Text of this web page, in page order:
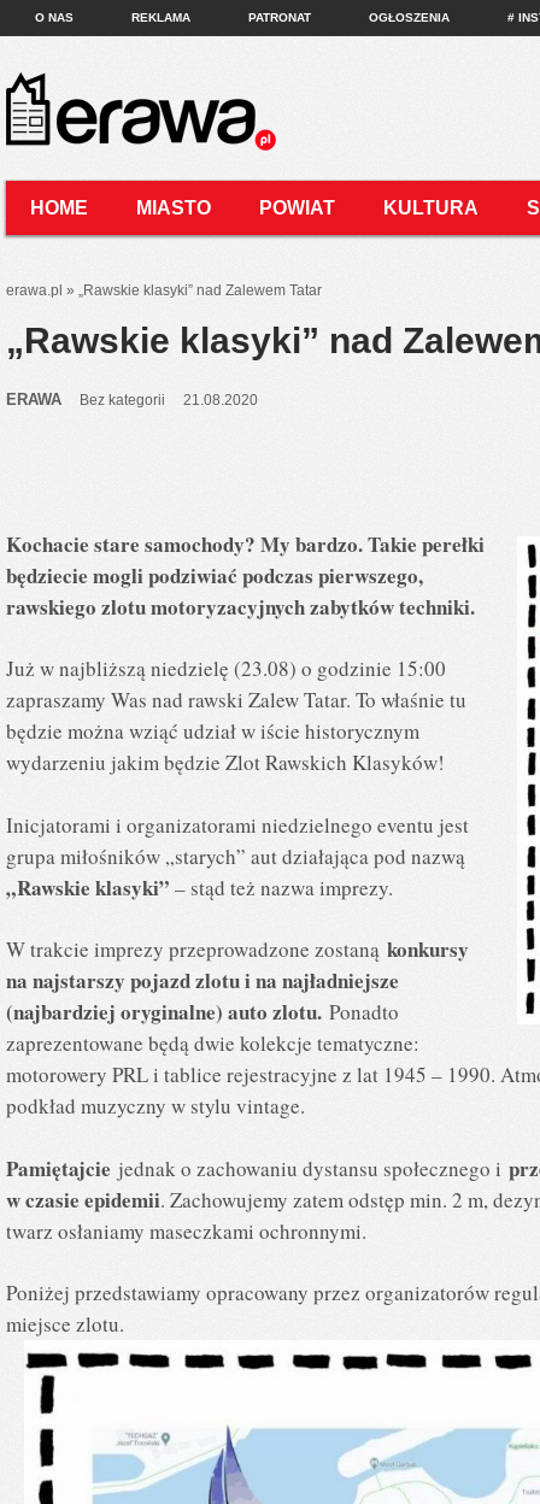
O NAS REKLAMA PATRONAT OGŁOSZENIA #
HOME MIASTO POWIAT KULTURA
erawa.pl » „Rawskie klasyki” nad Zalewem Tatar
„Rawskie klasyki” nad
ERAWA Bez kategorii 21.08.2020
Kochacie stare samochody? My bardzo. Takie perełki
będziecie mogli podziwiać podczas pierwszego,
rawskiego zlotu motoryzacyjnych zabytków techniki.
Już w najbliższą niedzielę (23.08) o godzinie 15:00
zapraszamy Was nad rawski Zalew Tatar. To właśnie tu
będzie można wziąć udział w iście historycznym
wydarzeniu jakim będzie Zlot Rawskich Klasyków!
Inicjatorami i organizatorami niedzielnego eventu jest
grupa miłośników „starych” aut działająca pod nazwą
„Rawskie klasyki” – stąd też nazwa imprezy.
W trakcie imprezy przeprowadzone zostaną konkursy
na najstarszy pojazd zlotu i na najładniejsze
(najbardziej oryginalne) auto zlotu. Ponadto
zaprezentowane będą dwie kolekcje tematyczne:
motorowery PRL i tablice rejestracyjne z lat 1945 – 1990.
podkład muzyczny w stylu vintage.
Pamiętajcie jednak o zachowaniu dystansu społecznego i
w czasie epidemii. Zachowujemy zatem odstęp min. 2 m,
twarz osłaniamy maseczkami ochronnymi.
Poniżej przedstawiamy opracowany przez organizatorów
miejsce zlotu.